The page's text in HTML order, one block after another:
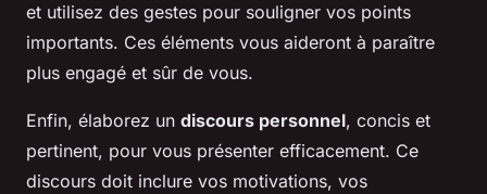
et utilisez des gestes pour souligner vos points
importants. Ces éléments vous aideront à paraître
plus engagé et sûr de vous.
Enfin, élaborez un discours personnel, concis et
pertinent, pour vous présenter efficacement. Ce
discours doit inclure vos motivations, vos